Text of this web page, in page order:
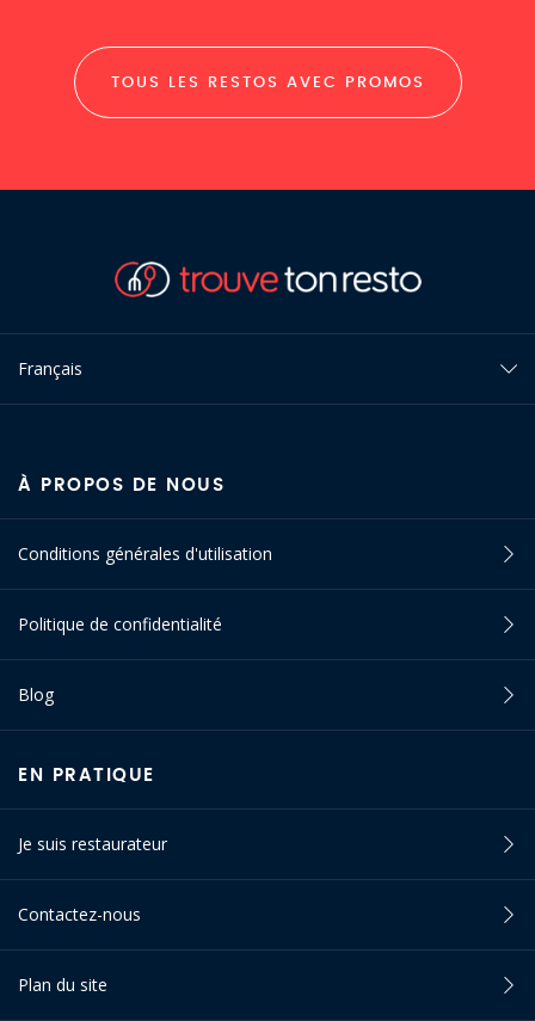
TOUS LES RESTOS AVEC PROMOS
Français
À PROPOS DE NOUS
Conditions générales d'utilisation
Politique de confidentialité
Blog
EN PRATIQUE
Je suis restaurateur
Contactez-nous
Plan du site